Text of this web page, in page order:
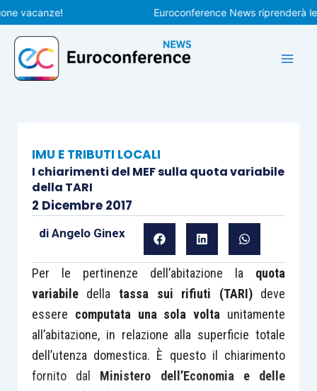
Vai
al
contenuto
Euroconference News riprenderà le
IMU E TRIBUTI LOCALI
I chiarimenti del MEF sulla quota variabile
della TARI
2 Dicembre 2017
di Angelo Ginex
Per le pertinenze dell’abitazione la quota
variabile della tassa sui rifiuti (TARI) deve
essere computata una sola volta unitamente
all’abitazione, in relazione alla superficie totale
dell’utenza domestica. È questo il chiarimento
fornito dal Ministero dell’Economia e delle